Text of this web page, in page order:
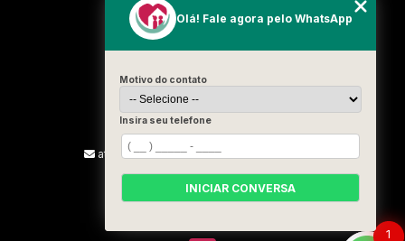
CONTATO
Santo André - SP
CEP: 09185-510
(11) 99715-3131
(13) 9887-2187
atendimento@vivamelhorcuidadores.com
SIGA-NOS!
1
Olá! Fale agora pelo WhatsApp
Motivo do contato
Insira seu telefone
INICIAR CONVERSA